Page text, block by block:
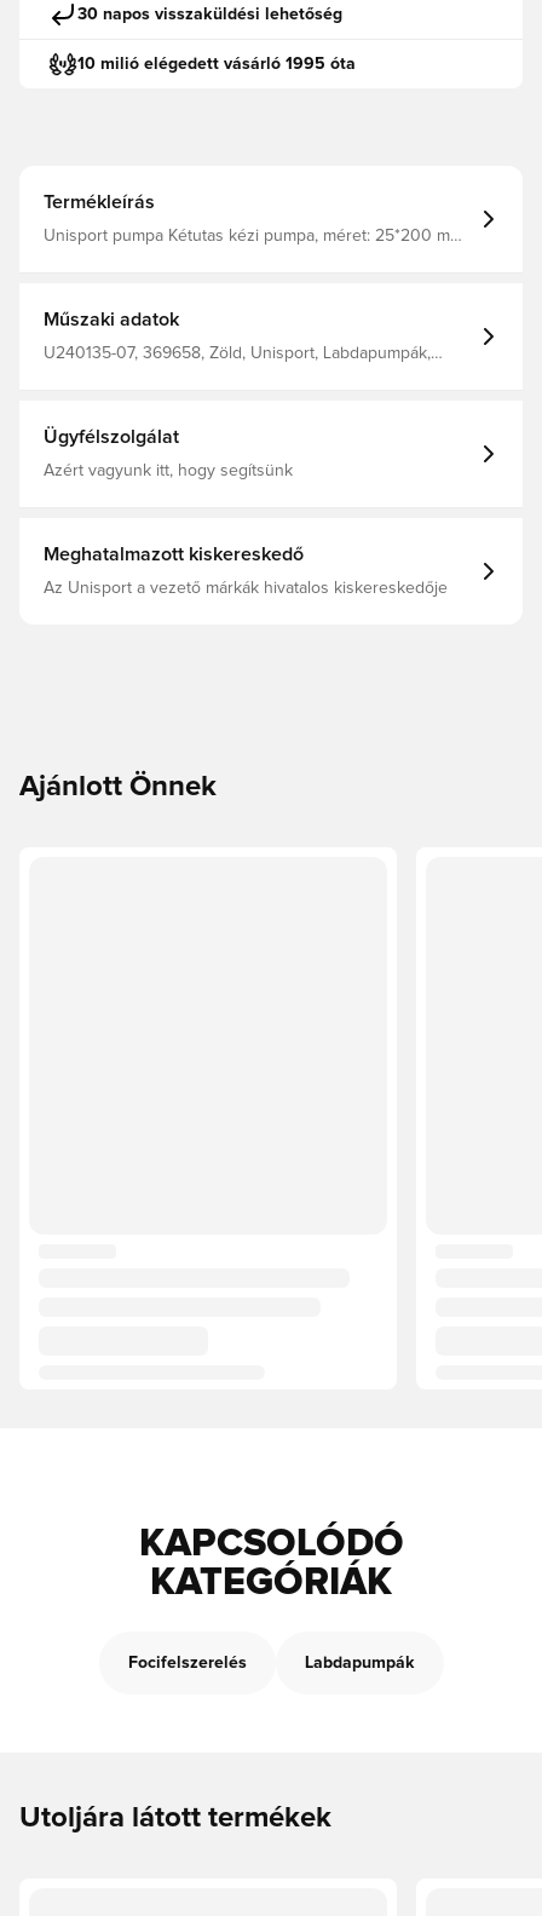
30 napos visszaküldési lehetőség
10 milió elégedett vásárló 1995 óta
Termékleírás
Unisport pumpa Kétutas kézi pumpa, méret: 25*200 mm,
Műszaki adatok
U240135-07, 369658, Zöld, Unisport, Labdapumpák,
Ügyfélszolgálat
Azért vagyunk itt, hogy segítsünk
Meghatalmazott kiskereskedő
Az Unisport a vezető márkák hivatalos kiskereskedője
Ajánlott Önnek
KAPCSOLÓDÓ
KATEGÓRIÁK
Focifelszerelés Labdapumpák
Utoljára látott termékek